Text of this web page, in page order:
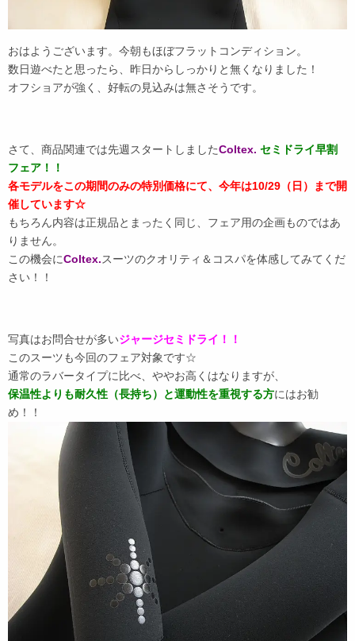
おはようございます。今朝もほぼフラットコンディション。
数日遊べたと思ったら、昨日からしっかりと無くなりました！
オフショアが強く、好転の見込みは無さそうです。
さて、商品関連では先週スタートしましたColtex. セミドライ早割
フェア！！
各モデルをこの期間のみの特別価格にて、今年は10/29（日）まで開
催しています☆
もちろん内容は正規品とまったく同じ、フェア用の企画ものではあ
りません。
この機会にColtex.スーツのクオリティ＆コスパを体感してみてくだ
さい！！
写真はお問合せが多いジャージセミドライ！！
このスーツも今回のフェア対象です☆
通常のラバータイプに比べ、ややお高くはなりますが、
保温性よりも耐久性（長持ち）と運動性を重視する方にはお勧
め！！